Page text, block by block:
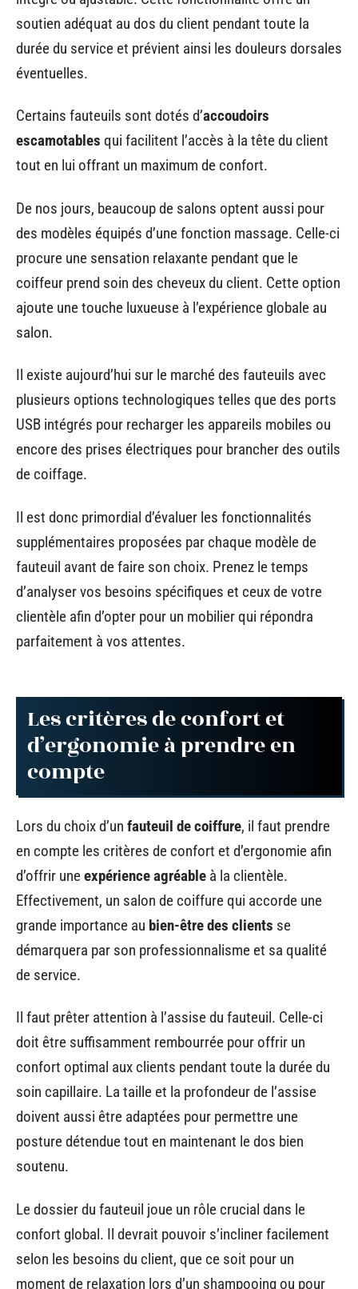
soutien adéquat au dos du client pendant toute la
durée du service et prévient ainsi les douleurs dorsales
éventuelles.
Certains fauteuils sont dotés d’accoudoirs
escamotables qui facilitent l’accès à la tête du client
tout en lui offrant un maximum de confort.
De nos jours, beaucoup de salons optent aussi pour
des modèles équipés d’une fonction massage. Celle-ci
procure une sensation relaxante pendant que le
coiffeur prend soin des cheveux du client. Cette option
ajoute une touche luxueuse à l’expérience globale au
salon.
Il existe aujourd’hui sur le marché des fauteuils avec
plusieurs options technologiques telles que des ports
USB intégrés pour recharger les appareils mobiles ou
encore des prises électriques pour brancher des outils
de coiffage.
Il est donc primordial d’évaluer les fonctionnalités
supplémentaires proposées par chaque modèle de
fauteuil avant de faire son choix. Prenez le temps
d’analyser vos besoins spécifiques et ceux de votre
clientèle afin d’opter pour un mobilier qui répondra
parfaitement à vos attentes.
Les critères de confort et
d’ergonomie à prendre en
compte
Lors du choix d’un fauteuil de coiffure, il faut prendre
en compte les critères de confort et d’ergonomie afin
d’offrir uneexpérience agréable à la clientèle.
Effectivement, un salon de coiffure qui accorde une
grande importance au bien-être des clients se
démarquera par son professionnalisme et sa qualité
de service.
Il faut prêter attention à l’assise du fauteuil. Celle-ci
doit être suffisamment rembourrée pour offrir un
confort optimal aux clients pendant toute la durée du
soin capillaire. La taille et la profondeur de l’assise
doivent aussi être adaptées pour permettre une
posture détendue tout en maintenant le dos bien
soutenu.
Le dossier du fauteuil joue un rôle crucial dans le
confort global. Il devrait pouvoir s’incliner facilement
selon les besoins du client, que ce soit pour un
moment de relaxation lors d’un shampooing ou pour